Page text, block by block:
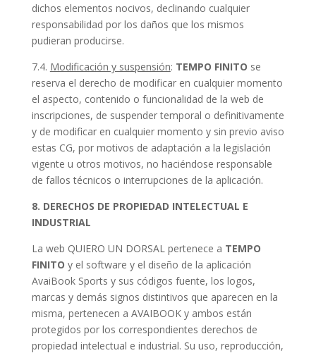
dichos elementos nocivos, declinando cualquier
responsabilidad por los daños que los mismos
pudieran producirse.
7.4. Modificación y suspensión: TEMPO FINITO se
reserva el derecho de modificar en cualquier momento
el aspecto, contenido o funcionalidad de la web de
inscripciones, de suspender temporal o definitivamente
y de modificar en cualquier momento y sin previo aviso
estas CG, por motivos de adaptación a la legislación
vigente u otros motivos, no haciéndose responsable
de fallos técnicos o interrupciones de la aplicación.
8. DERECHOS DE PROPIEDAD INTELECTUAL E
INDUSTRIAL
La web QUIERO UN DORSAL pertenece a TEMPO
FINITO y el software y el diseño de la aplicación
AvaiBook Sports y sus códigos fuente, los logos,
marcas y demás signos distintivos que aparecen en la
misma, pertenecen a AVAIBOOK y ambos están
protegidos por los correspondientes derechos de
propiedad intelectual e industrial. Su uso, reproducción,